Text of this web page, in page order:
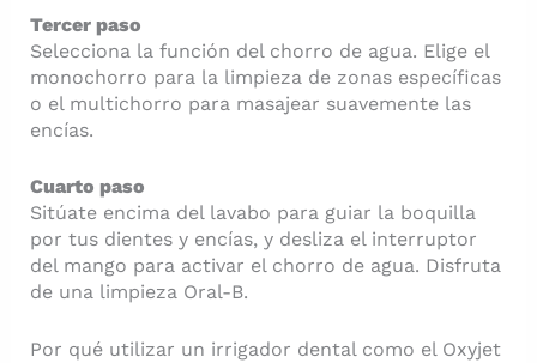
Tercer paso
Selecciona la función del chorro de agua. Elige el
monochorro para la limpieza de zonas específicas
o el multichorro para masajear suavemente las
encías.
Cuarto paso
Sitúate encima del lavabo para guiar la boquilla
por tus dientes y encías, y desliza el interruptor
del mango para activar el chorro de agua. Disfruta
de una limpieza Oral-B.
Por qué utilizar un irrigador dental como el Oxyjet